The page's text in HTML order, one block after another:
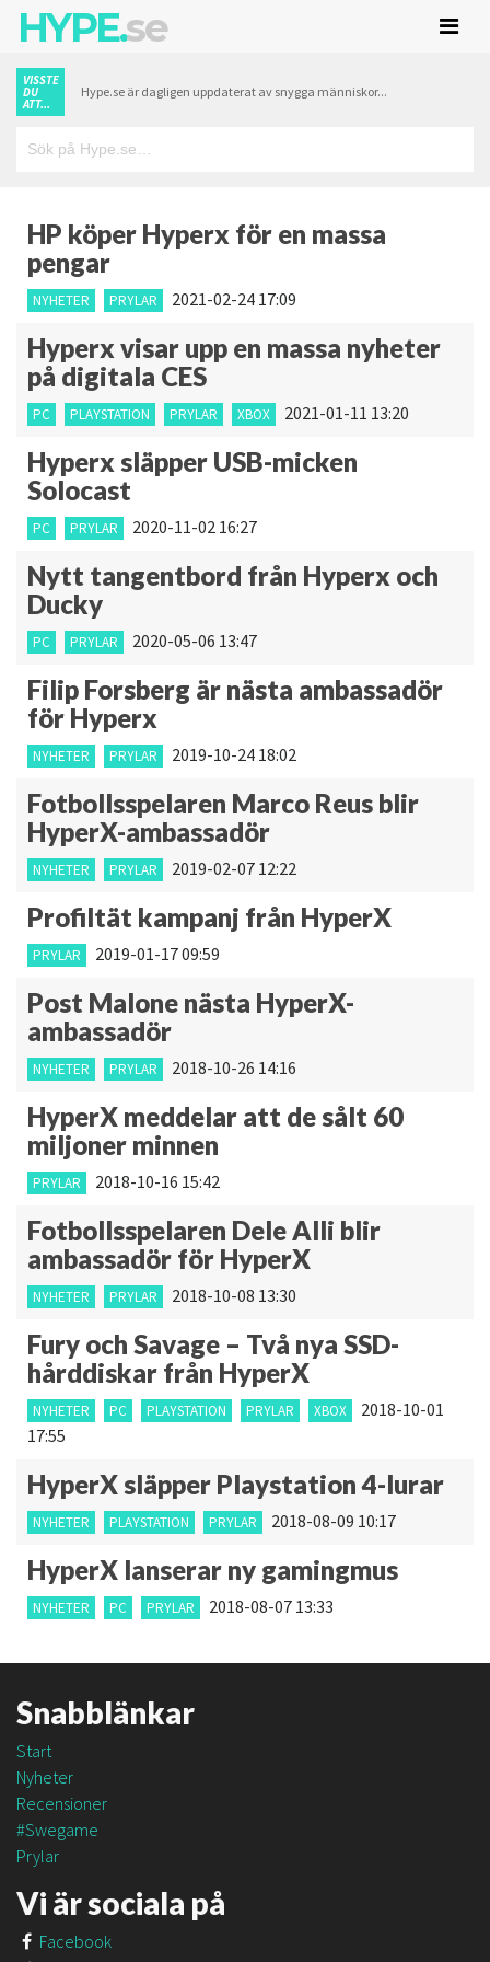
HYPE.se
VISSTE
DU
ATT...
Hype.se är dagligen uppdaterat av snygga människor...
HP köper Hyperx för en massa
pengar
NYHETER PRYLAR 2021-02-24 17:09
Hyperx visar upp en massa nyheter
på digitala CES
PC PLAYSTATION PRYLAR XBOX 2021-01-11 13:20
Hyperx släpper USB-micken
Solocast
PC PRYLAR 2020-11-02 16:27
Nytt tangentbord från Hyperx och
Ducky
PC PRYLAR 2020-05-06 13:47
Filip Forsberg är nästa ambassadör
för Hyperx
NYHETER PRYLAR 2019-10-24 18:02
Fotbollsspelaren Marco Reus blir
HyperX-ambassadör
NYHETER PRYLAR 2019-02-07 12:22
Profiltät kampanj från HyperX
PRYLAR 2019-01-17 09:59
Post Malone nästa HyperX-
ambassadör
NYHETER PRYLAR 2018-10-26 14:16
HyperX meddelar att de sålt 60
miljoner minnen
PRYLAR 2018-10-16 15:42
Fotbollsspelaren Dele Alli blir
ambassadör för HyperX
NYHETER PRYLAR 2018-10-08 13:30
Fury och Savage – Två nya SSD-
hårddiskar från HyperX
NYHETER PC PLAYSTATION PRYLAR XBOX
2018-10-01
17:55
HyperX släpper Playstation 4-lurar
NYHETER PLAYSTATION PRYLAR 2018-08-09 10:17
HyperX lanserar ny gamingmus
NYHETER PC PRYLAR 2018-08-07 13:33
Snabblänkar
Start
Nyheter
Recensioner
#Swegame
Prylar
Vi är sociala på
Facebook